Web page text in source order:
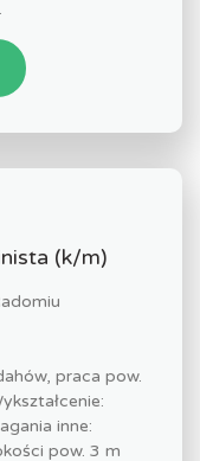
(k/m)
praca pow.
inne:
pow. 3 m